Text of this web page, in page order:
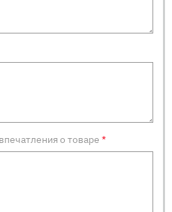
о товаре*